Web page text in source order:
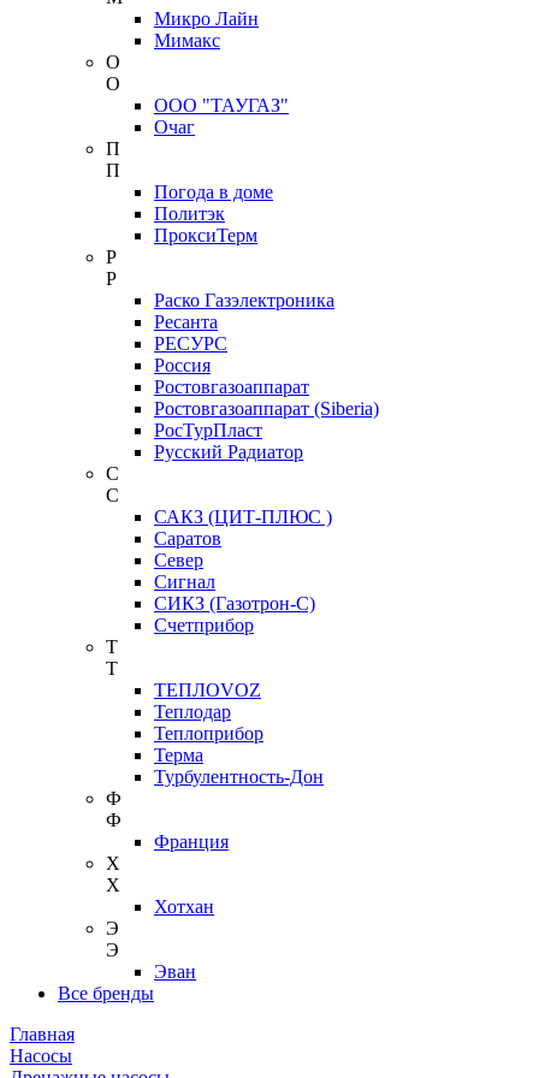
Микро Лайн
Мимакс
О
О
ООО "ТАУГАЗ"
Очаг
П
П
Погода в доме
Политэк
ПроксиТерм
Р
Р
Раско Газэлектроника
Ресанта
РЕСУРС
Россия
Ростовгазоаппарат
Ростовгазоаппарат (Siberia)
РосТурПласт
Русский Радиатор
С
С
САКЗ (ЦИТ-ПЛЮС )
Саратов
Север
Сигнал
СИКЗ (Газотрон-С)
Счетприбор
Т
Т
ТЕПЛОVOZ
Теплодар
Теплоприбор
Терма
Турбулентность-Дон
Ф
Ф
Франция
Х
Х
Хотхан
Э
Э
Эван
Все бренды
Главная
Насосы